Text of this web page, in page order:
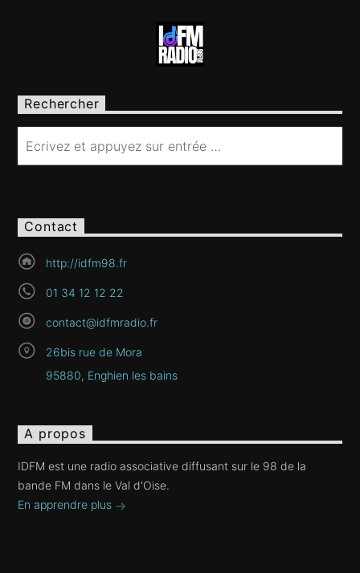
Rechercher
Contact
http://idfm98.fr
01 34 12 12 22
contact@idfmradio.fr
26bis rue de Mora
95880, Enghien les bains
A propos
IDFM est une radio associative diffusant sur le 98 de la
bande FM dans le Val d'Oise.
En apprendre plus